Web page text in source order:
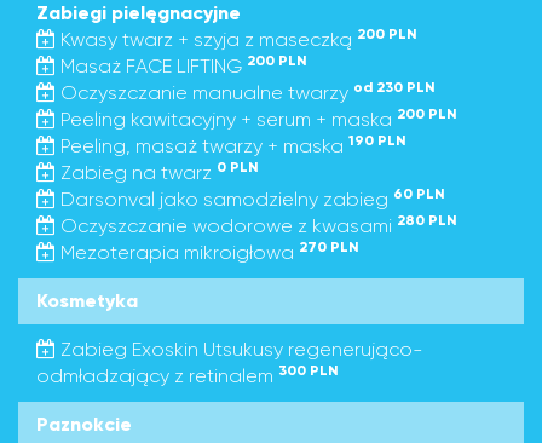
Zabiegi pielęgnacyjne
Kwasy twarz + szyja z maseczką 200 PLN
Masaż FACE LIFTING 200 PLN
Oczyszczanie manualne twarzy od 230 PLN
Peeling kawitacyjny + serum + maska 200 PLN
Peeling, masaż twarzy + maska 190 PLN
Zabieg na twarz 0 PLN
Darsonval jako samodzielny zabieg 60 PLN
Oczyszczanie wodorowe z kwasami 280 PLN
Mezoterapia mikroigłowa 270 PLN
Kosmetyka
Zabieg Exoskin Utsukusy regenerująco-
odmładzający z retinalem 300 PLN
Paznokcie